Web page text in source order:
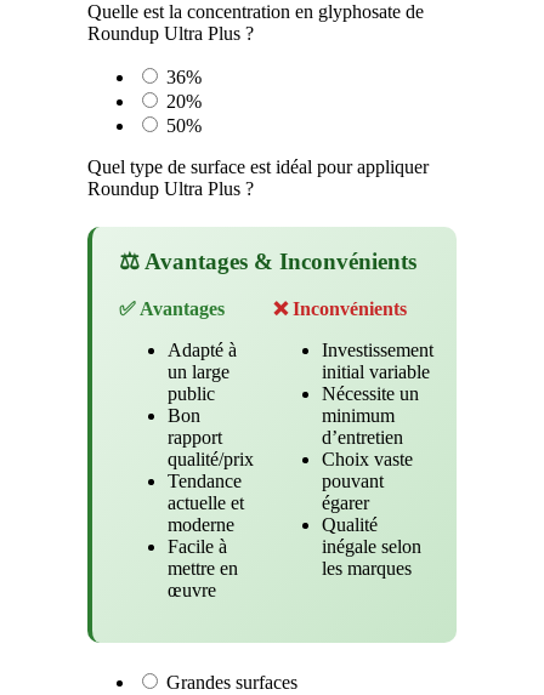
Quelle est la concentration en glyphosate de
Roundup Ultra Plus ?
36%
20%
50%
Quel type de surface est idéal pour appliquer
Roundup Ultra Plus ?
⚖️ Avantages & Inconvénients
✅ Avantages
Adapté à
un large
public
Bon
rapport
qualité/prix
Tendance
actuelle et
moderne
Facile à
mettre en
œuvre
❌ Inconvénients
Investissement
initial variable
Nécessite un
minimum
d’entretien
Choix vaste
pouvant
égarer
Qualité
inégale selon
les marques
Grandes surfaces